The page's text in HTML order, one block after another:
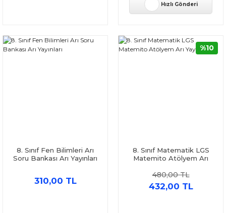
Hızlı Gönderi
8. Sınıf Fen Bilimleri Arı
Soru Bankası Arı Yayınları
310,00 TL
8. Sınıf Matematik LGS
Matemito Atölyem Arı
480,00 TL
432,00 TL
%10